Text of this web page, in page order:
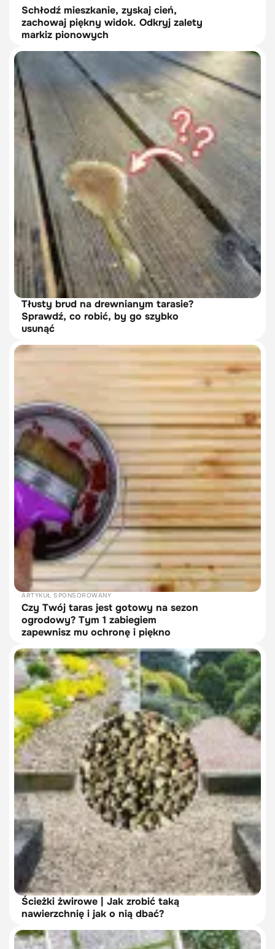
Schłodź mieszkanie, zyskaj cień,
zachowaj piękny widok. Odkryj zalety
markiz pionowych
Tłusty brud na drewnianym tarasie?
Sprawdź, co robić, by go szybko
usunąć
ARTYKUŁ SPONSOROWANY
Czy Twój taras jest gotowy na sezon
ogrodowy? Tym 1 zabiegiem
zapewnisz mu ochronę i piękno
Ścieżki żwirowe | Jak zrobić taką
nawierzchnię i jak o nią dbać?